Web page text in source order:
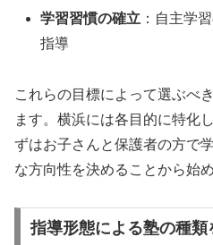
学習習慣の確立 ：自主学
指導
これらの目標によって選ぶべ
ます。横浜には各目的に特化
ずはお子さんと保護者の方で
な方向性を決めることから始
指導形態による塾の種類